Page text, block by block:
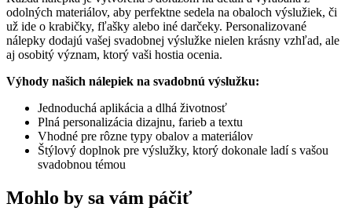
odolných materiálov, aby perfektne sedela na obaloch výslužiek, či
už ide o krabičky, fľašky alebo iné darčeky. Personalizované
nálepky dodajú vašej svadobnej výslužke nielen krásny vzhľad, ale
aj osobitý význam, ktorý vaši hostia ocenia.
Výhody našich nálepiek na svadobnú výslužku:
Jednoduchá aplikácia a dlhá životnosť
Plná personalizácia dizajnu, farieb a textu
Vhodné pre rôzne typy obalov a materiálov
Štýlový doplnok pre výslužky, ktorý dokonale ladí s vašou
svadobnou témou
Mohlo by sa vám páčiť